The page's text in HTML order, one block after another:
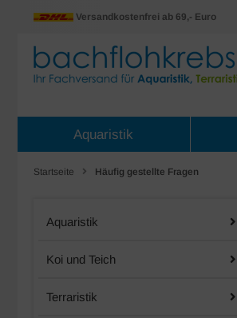
Versandkostenfrei ab 69,- Euro
Aquaristik
Startseite Häufig gestellte Fragen
Aquaristik
Koi und Teich
Terraristik